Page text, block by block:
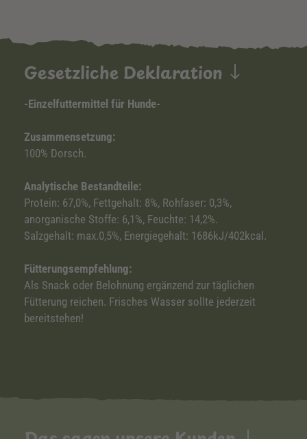
Gesetzliche Deklaration
-Einzelfuttermittel für Hunde-
Zusammensetzung:
100% Dorsch.
Analytische Bestandteile:
Protein: 67,0%, Fettgehalt: 8%, Rohfaser: 0,3%,
anorganische Stoffe: 6,1%, Feuchte: 14,2%.
Salzgehalt: max.0,5%, Energiegehalt: 1686kJ/402kcal.
Fütterungsempfehlung:
Als Snack oder Belohnung ergänzend zur täglichen
Fütterung reichen. Frisches Wasser sollte jederzeit
bereitstehen!